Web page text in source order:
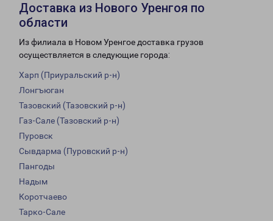
Доставка из Нового Уренгоя по
области
Из филиала в Новом Уренгое доставка грузов
осуществляется в следующие города:
Харп (Приуральский р-н)
Лонгъюган
Тазовский (Тазовский р-н)
Газ-Сале (Тазовский р-н)
Пуровск
Сывдарма (Пуровский р-н)
Пангоды
Надым
Коротчаево
Тарко-Сале